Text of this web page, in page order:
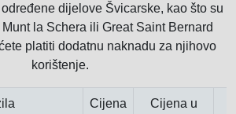
dijelove Švicarske, kao što su
la Schera ili Great Saint Bernard
platiti dodatnu naknadu za njihovo
korištenje.
Cijena Cijena u